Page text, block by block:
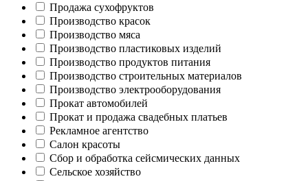
Продажа сухофруктов
Производство красок
Производство мяса
Производство пластиковых изделий
Производство продуктов питания
Производство строительных материалов
Производство электрооборудования
Прокат автомобилей
Прокат и продажа свадебных платьев
Рекламное агентство
Салон красоты
Сбор и обработка сейсмических данных
Сельское хозяйство